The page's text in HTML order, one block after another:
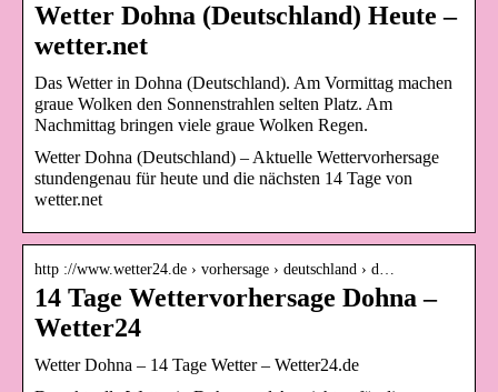
Wetter Dohna (Deutschland) Heute –
wetter.net
Das Wetter in Dohna (Deutschland). Am Vormittag machen
graue Wolken den Sonnenstrahlen selten Platz. Am
Nachmittag bringen viele graue Wolken Regen.
Wetter Dohna (Deutschland) – Aktuelle Wettervorhersage
stundengenau für heute und die nächsten 14 Tage von
wetter.net
http ://www.wetter24.de › vorhersage › deutschland › d…
14 Tage Wettervorhersage Dohna –
Wetter24
Wetter Dohna – 14 Tage Wetter – Wetter24.de